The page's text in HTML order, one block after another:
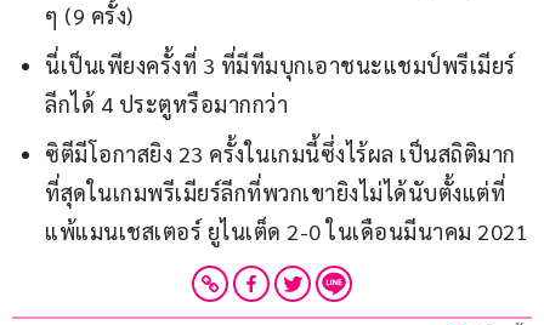
ๆ (9 ครั้ง)
นี่เป็นเพียงครั้งที่ 3 ที่มีทีมบุกเอาชนะแชมป์พรีเมียร์
ลีกได้ 4 ประตูหรือมากกว่า
ซิตีมีโอกาสยิง 23 ครั้งในเกมนี้ซึ่งไร้ผล เป็นสถิติมาก
ที่สุดในเกมพรีเมียร์ลีกที่พวกเขายิงไม่ได้นับตั้งแต่ที่
แพ้แมนเชสเตอร์ ยูไนเต็ด 2-0 ในเดือนมีนาคม 2021